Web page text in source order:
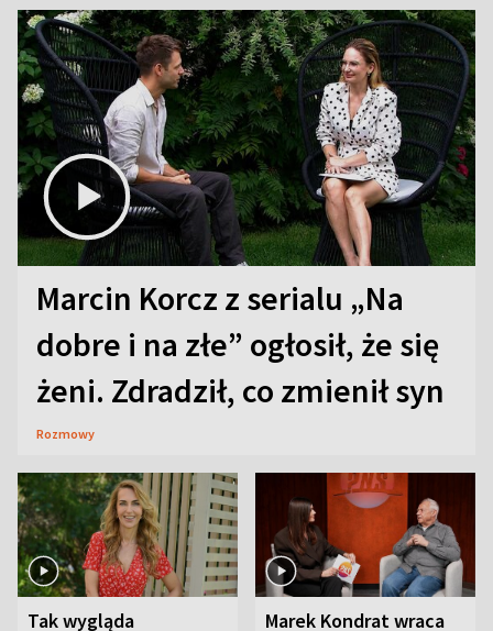
Marcin Korcz z serialu „Na
dobre i na złe” ogłosił, że się
żeni. Zdradził, co zmienił syn
Rozmowy
Tak wygląda Marek Kondrat wraca